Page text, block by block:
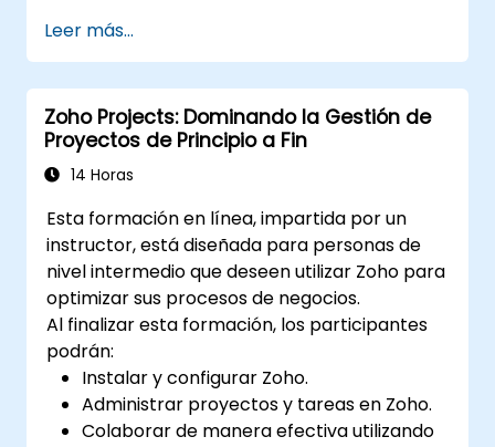
Leer más...
Zoho Projects: Dominando la Gestión de
Proyectos de Principio a Fin
14 Horas
Esta formación en línea, impartida por un
instructor, está diseñada para personas de
nivel intermedio que deseen utilizar Zoho para
optimizar sus procesos de negocios.
Al finalizar esta formación, los participantes
podrán:
Instalar y configurar Zoho.
Administrar proyectos y tareas en Zoho.
Colaborar de manera efectiva utilizando